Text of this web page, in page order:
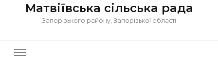
Матвіївська сільська рада
Запорізького району, Запорізької області